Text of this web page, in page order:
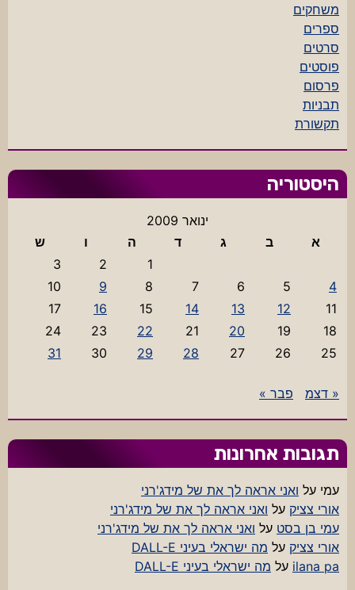
משחקים
ספרים
סרטים
פוסטים
פרסום
תבניות
תקשורת
היסטוריה
ינואר 2009
א
ב ג ד ה ו
ש
1
2
3
4
5
6
7
8
9
10
11
12
13
14
15
16
17
18
19
20
21
22
23
24
25
26
27
28
29
30
31
« דצמ פבר »
תגובות אחרונות
עמי על ואני אראה לך את של מידג'רני
אורי צציק על ואני אראה לך את של מידג'רני
עמי בן בסט על ואני אראה לך את של מידג'רני
אורי צציק על מה ישראלי בעיני DALL-E
ilana pa על מה ישראלי בעיני DALL-E